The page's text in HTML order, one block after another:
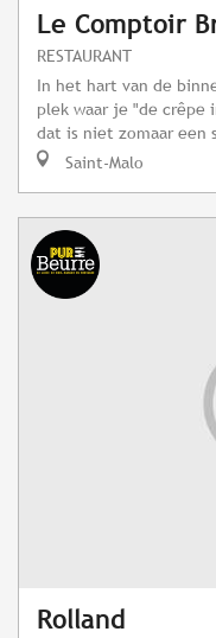
Le Comptoir
RESTAURANT
In het hart van de
plek waar je "de crêpe
dat is niet zomaar een
Saint-Malo
Rolland